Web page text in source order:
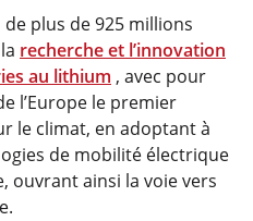
plus de 925 millions
recherche et l’innovation
au lithium , avec pour
l’Europe le premier
le climat, en adoptant à
de mobilité électrique
ouvrant ainsi la voie vers